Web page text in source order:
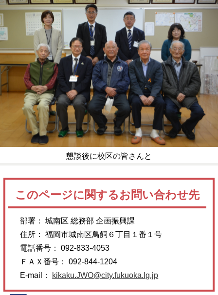
懇談後に校区の皆さんと
このページに関するお問い合わせ先
部署： 城南区 総務部 企画振興課
住所： 福岡市城南区鳥飼６丁目１番１号
電話番号： 092-833-4053
ＦＡＸ番号： 092-844-1204
E-mail：
kikaku.JWO@city.fukuoka.lg.jp